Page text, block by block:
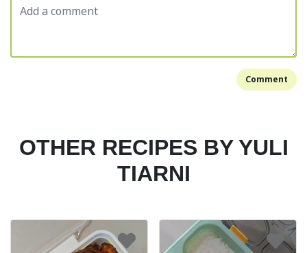
Comment
OTHER RECIPES BY YULI
TIARNI